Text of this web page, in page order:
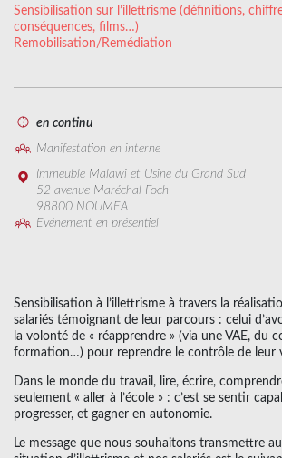
Sensibilisation sur l’illettrisme (définitions,
conséquences, films…)
Remobilisation/Remédiation
en continu
Manifestation en interne
Immeuble Malawi et Usine du Grand Sud
52 avenue Maréchal Foch
98800 NOUMEA
Evénement en présentiel
Sensibilisation à l’illettrisme à travers la
salariés témoignant de leur parcours : celui
la volonté de « réapprendre » (via une VAE, du
formation…) pour reprendre le contrôle de leur
Dans le monde du travail, lire, écrire,
seulement « aller à l’école » : c’est se sentir
progresser, et gagner en autonomie.
Le message que nous souhaitons transmettre